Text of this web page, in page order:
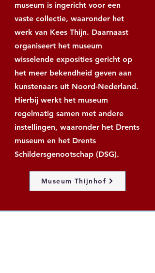
museum is ingericht voor een
vaste collectie, waaronder het
werk van Kees Thijn. Daarnaast
organiseert het museum
wisselende exposities gericht op
het meer bekendheid geven aan
kunstenaars uit Noord-Nederland.
Hierbij werkt het museum
regelmatig samen met andere
instellingen, waaronder het Drents
museum en het Drents
Schildersgenootschap (DSG).
Museum Thijnhof